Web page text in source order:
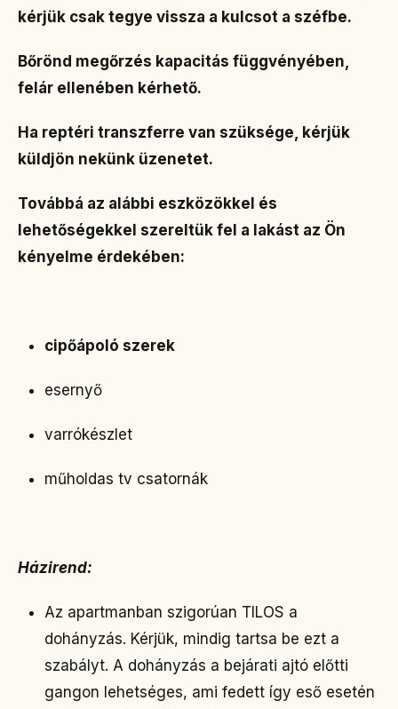
kérjük csak tegye vissza a kulcsot a széfbe.
Bőrönd megőrzés kapacitás függvényében,
felár ellenében kérhető.
Ha reptéri transzferre van szüksége, kérjük
küldjön nekünk üzenetet.
Továbbá az alábbi eszközökkel és
lehetőségekkel szereltük fel a lakást az Ön
kényelme érdekében:
cipőápoló szerek
esernyő
varrókészlet
műholdas tv csatornák
Házirend:
Az apartmanban szigorúan TILOS a
dohányzás. Kérjük, mindig tartsa be ezt a
szabályt. A dohányzás a bejárati ajtó előtti
gangon lehetséges, ami fedett így eső esetén